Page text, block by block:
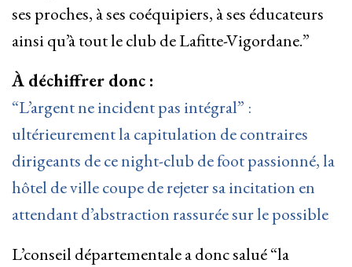
ses proches, à ses coéquipiers, à ses éducateurs
ainsi qu’à tout le club de Lafitte-Vigordane.”
À déchiffrer donc :
“L’argent ne incident pas intégral” :
ultérieurement la capitulation de contraires
dirigeants de ce night-club de foot passionné, la
hôtel de ville coupe de rejeter sa incitation en
attendant d’abstraction rassurée sur le possible
L’conseil départementale a donc salué “la